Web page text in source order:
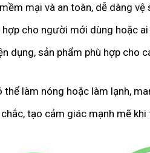
mại và an toàn, dễ dàng
cho người mới dùng hoặc
dụng, sản phẩm phù hợp cho
thể làm nóng hoặc làm lạnh,
tạo cảm giác mạnh mẽ